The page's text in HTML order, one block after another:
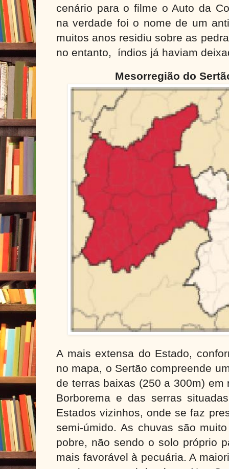
cenário para o filme o Auto da
na verdade foi o nome de um
muitos anos residiu sobre as
no entanto, índios já haviam
Mesorregião do
A mais extensa do Estado,
no mapa, o Sertão compreende
de terras baixas (250 a 300m) em
Borborema e das serras
Estados vizinhos, onde se faz
semi-úmido. As chuvas são
pobre, não sendo o solo próprio
mais favorável à pecuária. A